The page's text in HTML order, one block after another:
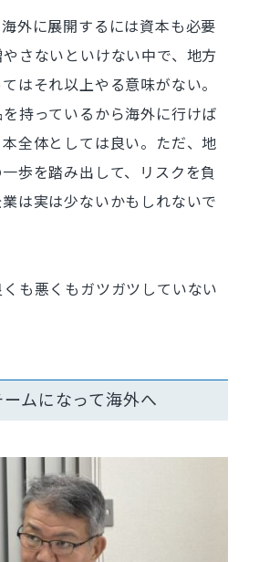
外に展開するには資本も必要
さないといけない中で、地方
はそれ以上やる意味がない。
持っているから海外に行けば
全体としては良い。ただ、地
歩を踏み出して、リスクを負
は実は少ないかもしれないで
も悪くもガツガツしていない
ムになって海外へ